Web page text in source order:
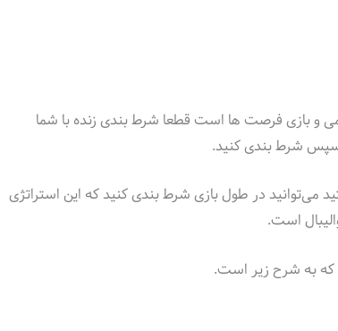
و بازی فرصت ها است قطعا شرط بندی زنده با شما
شرط بندی کنید.
می‌توانید در طول بازی شرط بندی کنید که این استراتژی
است.
که به شرح زیر است.